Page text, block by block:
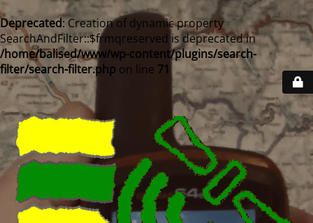
Deprecated: Creation of dynamic property
SearchAndFilter::$frmqreserved is deprecated in
/home/balised/www/wp-content/plugins/search-
filter/search-filter.php on line 71